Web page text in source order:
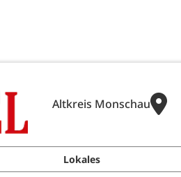
Altkreis Monschau
Lokales